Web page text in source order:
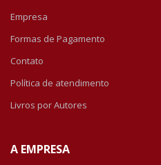
Empresa
Formas de Pagamento
Contato
Política de atendimento
Livros por Autores
A EMPRESA